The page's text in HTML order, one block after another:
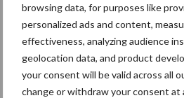
browsing data, for purposes like
personalized ads and content,
effectiveness, analyzing audience
geolocation data, and product
your consent will be valid across all
change or withdraw your consent at
Jaarverslag
ware: omzet